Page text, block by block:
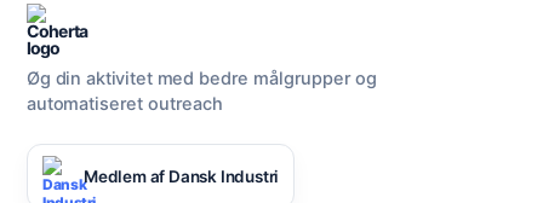
Øg din aktivitet med bedre målgrupper og
automatiseret outreach
Medlem af Dansk Industri